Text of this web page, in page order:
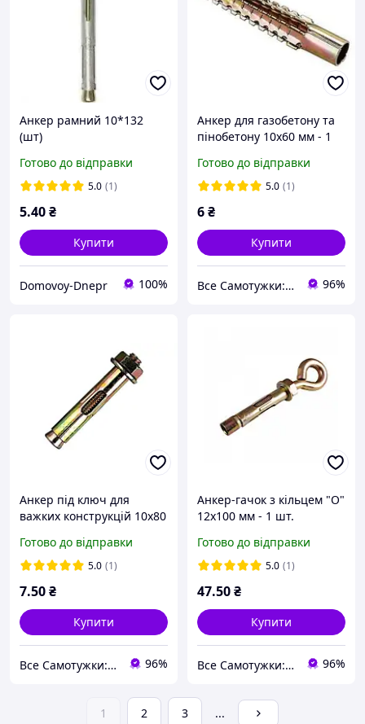
Анкер рамний 10*132
(шт)
Готово до відправки
5.0 (1)
5.40₴
Купити
Domovoy-Dnepr 100%
Анкер для газобетону та
пінобетону 10х60 мм - 1
Готово до відправки
5.0 (1)
6₴
Купити
Все Самотужки: магазин елементів кріплення, товарів для саду та дому 96%
Анкер під ключ для
важких конструкцій 10х80
Готово до відправки
5.0 (1)
7.50₴
Купити
Все Самотужки: магазин елементів кріплення, товарів для саду та дому 96%
Анкер-гачок з кільцем "О"
12х100 мм - 1 шт.
Готово до відправки
5.0 (1)
47.50₴
Купити
Все Самотужки: магазин елементів кріплення, товарів для саду та дому 96%
1 2 3 ...